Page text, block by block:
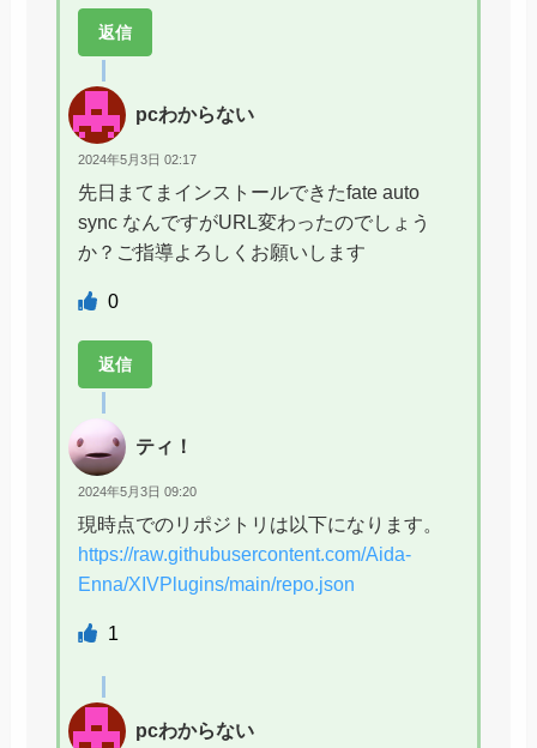
返信
pcわからない
2024年5月3日 02:17
先日まてまインストールできたfate auto
sync なんですがURL変わったのでしょう
か？ご指導よろしくお願いします
0
返信
ティ！
2024年5月3日 09:20
現時点でのリポジトリは以下になります。
https://raw.githubusercontent.com/Aida-
Enna/XIVPlugins/main/repo.json
1
pcわからない